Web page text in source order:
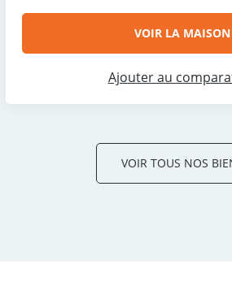
VOIR LA MAISON
Ajouter au
VOIR TOUS NOS